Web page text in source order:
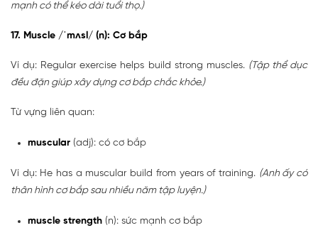
mạnh có thể kéo dài tuổi thọ.)
17. Muscle /ˈmʌsl/ (n): Cơ bắp
Ví dụ: Regular exercise helps build strong muscles. (Tập thể dục
đều đặn giúp xây dựng cơ bắp chắc khỏe.)
Từ vựng liên quan:
muscular (adj): có cơ bắp
Ví dụ: He has a muscular build from years of training. (Anh ấy có
thân hình cơ bắp sau nhiều năm tập luyện.)
muscle strength (n): sức mạnh cơ bắp